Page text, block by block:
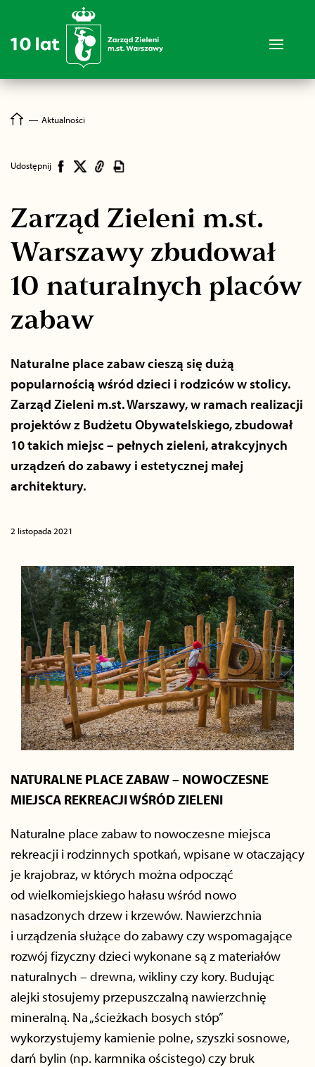
― Aktualności
Udostępnij
Zarząd Zieleni m.st.
Warszawy zbudował
10 naturalnych placów
zabaw
Naturalne place zabaw cieszą się dużą
popularnością wśród dzieci i rodziców w stolicy.
Zarząd Zieleni m.st. Warszawy, w ramach realizacji
projektów z Budżetu Obywatelskiego, zbudował
10 takich miejsc – pełnych zieleni, atrakcyjnych
urządzeń do zabawy i estetycznej małej
architektury.
2 listopada 2021
NATURALNE PLACE ZABAW – NOWOCZESNE
MIEJSCA REKREACJI WŚRÓD ZIELENI
Naturalne place zabaw to nowoczesne miejsca
rekreacji i rodzinnych spotkań, wpisane w otaczający
je krajobraz, w których można odpocząć
od wielkomiejskiego hałasu wśród nowo
nasadzonych drzew i krzewów. Nawierzchnia
i urządzenia służące do zabawy czy wspomagające
rozwój fizyczny dzieci wykonane są z materiałów
naturalnych – drewna, wikliny czy kory. Budując
alejki stosujemy przepuszczalną nawierzchnię
mineralną. Na „ścieżkach bosych stóp”
wykorzystujemy kamienie polne, szyszki sosnowe,
darń bylin (np. karmnika ościstego) czy bruk